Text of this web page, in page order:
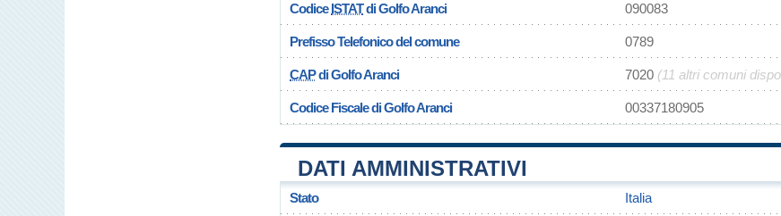
CodiceISTATdi Golfo Aranci 090083
Prefisso Telefonico del comune 0789
CAPdi Golfo Aranci 7020 (11 altri comuni
Codice Fiscale di Golfo Aranci 00337180905
DATI AMMINISTRATIVI
Stato Italia